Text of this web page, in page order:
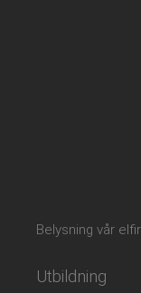
Belysning vår
Utbildning